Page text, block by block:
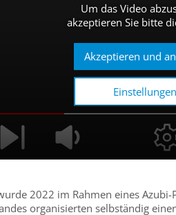
Um das Video
akzeptieren Sie bitte
Akzeptieren und
Einstellungen
2022 im Rahmen eines
organisierten selbständig